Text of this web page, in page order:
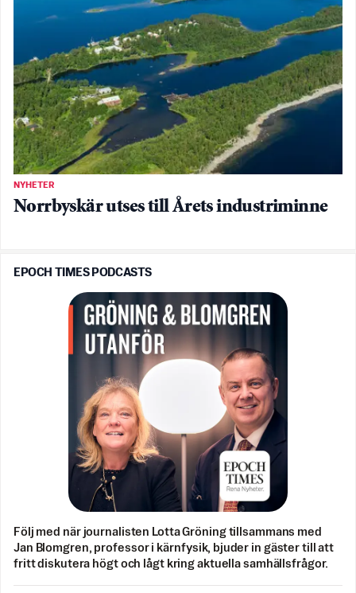
NYHETER
Norrbyskär utses till Årets industriminne
EPOCH TIMES PODCASTS
Följ med när journalisten Lotta Gröning tillsammans med
Jan Blomgren, professor i kärnfysik, bjuder in gäster till att
fritt diskutera högt och lågt kring aktuella samhällsfrågor.